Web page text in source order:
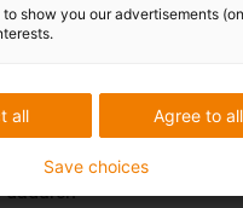
Die
und
das
dadurch
show you our advertisements
Agree to all
all
Save choices